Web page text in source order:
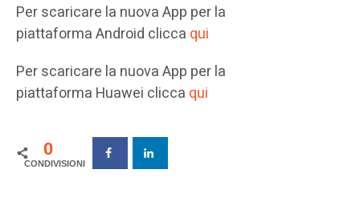
Per scaricare la nuova App per la
piattaforma Android clicca qui
Per scaricare la nuova App per la
piattaforma Huawei clicca qui
0